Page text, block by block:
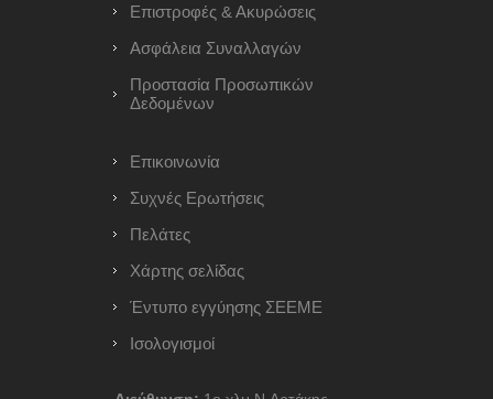
Επιστροφές & Ακυρώσεις
Ασφάλεια Συναλλαγών
Προστασία Προσωπικών
Δεδομένων
Επικοινωνία
Συχνές Ερωτήσεις
Πελάτες
Χάρτης σελίδας
Έντυπο εγγύησης ΣΕΕΜΕ
Ισολογισμοί